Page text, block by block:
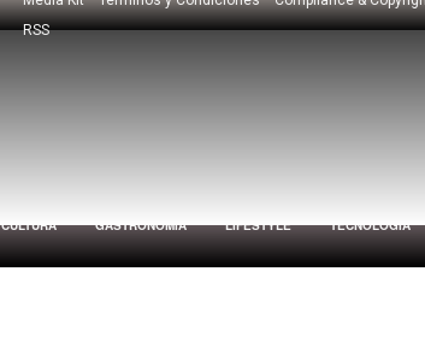
RSS
CULTURA GASTRONOMÍA LIFESTYLE TECNOLOGÍA